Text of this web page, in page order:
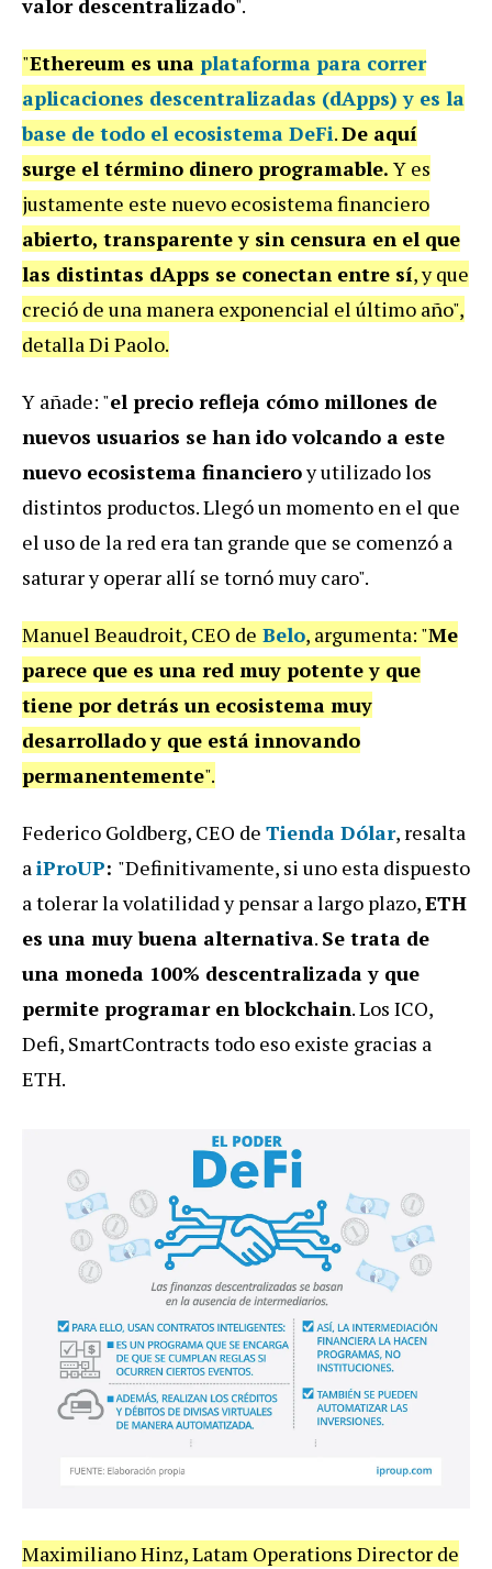
valor descentralizado".
"Ethereum es una plataforma para correr
aplicaciones descentralizadas (dApps) y es la
base de todo el ecosistema DeFi.De aquí
surge el término dinero programable. Y es
justamente este nuevo ecosistema financiero
abierto, transparente y sin censura en el que
las distintas dApps se conectan entre sí, y que
creció de una manera exponencial el último año",
detalla Di Paolo.
Y añade: "el precio refleja cómo millones de
nuevos usuarios se han ido volcando a este
nuevo ecosistema financieroy utilizado los
distintos productos. Llegó un momento en el que
el uso de la red era tan grande que se comenzó a
saturar y operar allí se tornó muy caro".
Manuel Beaudroit, CEO de Belo, argumenta: "Me
parece que es una red muy potente y que
tiene por detrás un ecosistema muy
desarrolladoy que está innovando
permanentemente".
Federico Goldberg, CEO de Tienda Dólar, resalta
aiProUP: "Definitivamente, si uno esta dispuesto
a tolerar la volatilidad y pensar a largo plazo,ETH
es una muy buena alternativa. Se trata de
una moneda 100% descentralizada y que
permite programar en blockchain. Los ICO,
Defi, SmartContracts todo eso existe gracias a
ETH.
Maximiliano Hinz, Latam Operations Director de